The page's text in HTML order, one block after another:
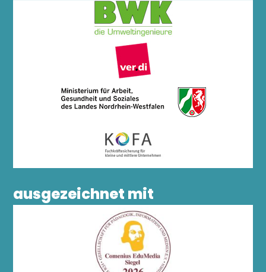
ausgezeichnet mit